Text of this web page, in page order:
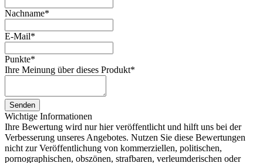
Nachname*
E-Mail*
Punkte*
Ihre Meinung über dieses Produkt*
Senden
Wichtige Informationen
Ihre Bewertung wird nur hier veröffentlicht und hilft uns bei der
Verbesserung unseres Angebotes. Nutzen Sie diese Bewertungen
nicht zur Veröffentlichung von kommerziellen, politischen,
pornographischen, obszönen, strafbaren, verleumderischen oder